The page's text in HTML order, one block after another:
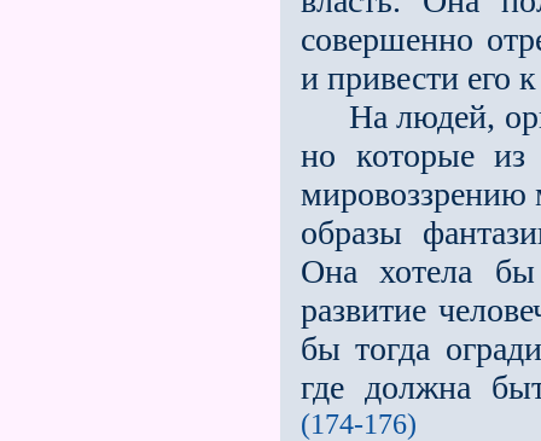
совершенно
и привести его
На людей,
но которые из
мировоззрению
образы
Она хотела бы
развитие
бы тогда
где должна
(174-176)